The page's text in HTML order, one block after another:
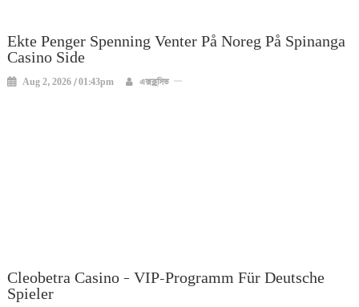
Ekte Penger Spenning Venter På Noreg På Spinanga
Casino Side
Aug 2, 2026 / 01:43pm এক্সক্লুসিভ
Cleobetra Casino – VIP-Programm Für Deutsche
Spieler